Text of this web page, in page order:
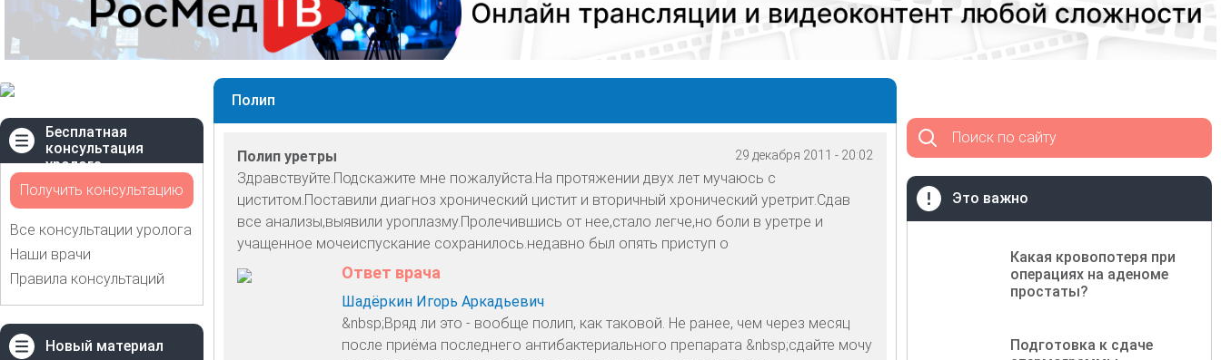
Бесплатная
консультация
уролога
Получить консультацию
Все консультации уролога
Наши врачи
Правила консультаций
Новый материал
Полип
29 декабря 2011 - 20:02
Полип уретры
Здравствуйте.Подскажите мне пожалуйста.На протяжении двух лет мучаюсь с
циститом.Поставили диагноз хронический цистит и вторичный хронический уретрит.Сдав
все анализы,выявили уроплазму.Пролечившись от нее,стало легче,но боли в уретре и
учащенное мочеиспускание сохранилось.недавно был опять приступ о
Ответ врача
Шадёркин Игорь Аркадьевич
&nbsp;Вряд ли это - вообще полип, как таковой. Не ранее, чем через месяц
после приёма последнего антибактериального препарата &nbsp;сдайте мочу
Поиск по сайту
Это важно
Какая кровопотеря при
операциях на аденоме
простаты?
Подготовка к сдаче